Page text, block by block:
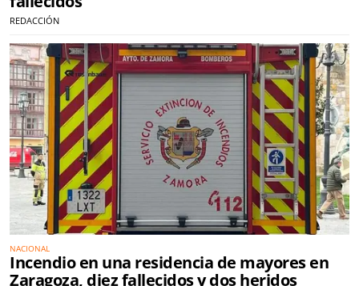
REDACCIÓN
NACIONAL
Incendio en una residencia de mayores en
Zaragoza, diez fallecidos y dos heridos